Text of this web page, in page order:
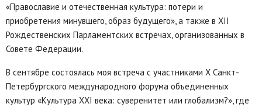
«Православие и отечественная культура: потери и
приобретения минувшего, образ будущего», а также в XII
Рождественских Парламентских встречах, организованных в
Совете Федерации.
В сентябре состоялась моя встреча с участниками X Санкт-
Петербургского международного форума объединенных
культур «Культура XXI века: суверенитет или глобализм?», где